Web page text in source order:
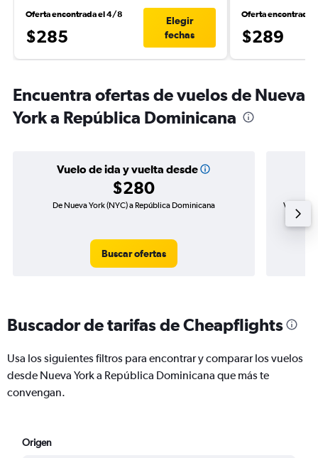
Oferta encontrada el 4/8
$285
Elegir
fechas
Oferta encontrada
$289
Encuentra ofertas de vuelos de Nueva
York a República Dominicana
Vuelo de ida y vuelta desde
$280
De Nueva York (NYC) a República Dominicana
Buscar ofertas
Vuelo de
Buscador de tarifas de Cheapflights
Usa los siguientes filtros para encontrar y comparar los vuelos
desde Nueva York a República Dominicana que más te
convengan.
Origen